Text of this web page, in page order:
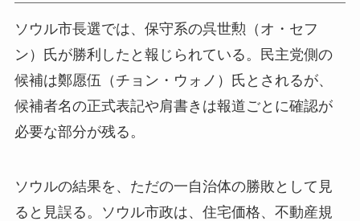
ソウル市長選では、保守系の呉世勲（オ・セフ
ン）氏が勝利したと報じられている。民主党側の
候補は鄭愿伍（チョン・ウォノ）氏とされるが、
候補者名の正式表記や肩書きは報道ごとに確認が
必要な部分が残る。
ソウルの結果を、ただの一自治体の勝敗として見
ると見誤る。ソウル市政は、住宅価格、不動産規